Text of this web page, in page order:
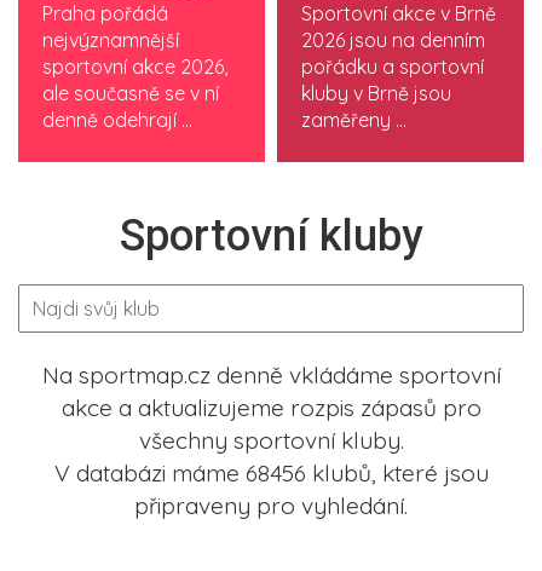
Praha pořádá
nejvýznamnější
sportovní akce 2026,
ale současně se v ní
denně odehrají ...
Sportovní akce v Brně
2026 jsou na denním
pořádku a sportovní
kluby v Brně jsou
zaměřeny ...
Sportovní kluby
Na sportmap.cz denně vkládáme sportovní
akce a aktualizujeme rozpis zápasů pro
všechny sportovní kluby.
V databázi máme 68456 klubů, které jsou
připraveny pro vyhledání.